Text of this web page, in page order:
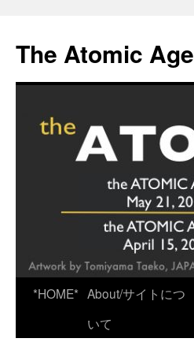
content
The Atomic Age
*HOME* About/サイトにつ
いて